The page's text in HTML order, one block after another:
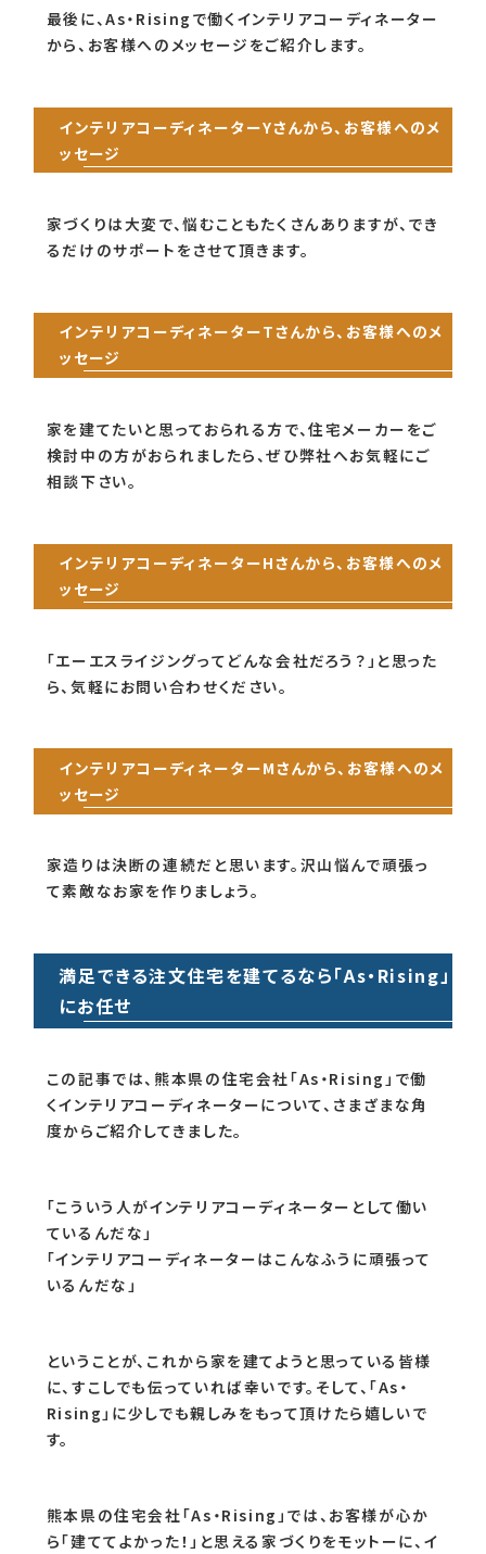
最後に、As・Risingで働くインテリアコーディネーター
から、お客様へのメッセージをご紹介します。
インテリアコーディネーターYさんから、お客様へのメ
ッセージ
家づくりは大変で、悩むこともたくさんありますが、でき
るだけのサポートをさせて頂きます。
インテリアコーディネーターTさんから、お客様へのメ
ッセージ
家を建てたいと思っておられる方で、住宅メーカーをご
検討中の方がおられましたら、ぜひ弊社へお気軽にご
相談下さい。
インテリアコーディネーターHさんから、お客様へのメ
ッセージ
「エーエスライジングってどんな会社だろう？」と思った
ら、気軽にお問い合わせください。
インテリアコーディネーターMさんから、お客様へのメ
ッセージ
家造りは決断の連続だと思います。沢山悩んで頑張っ
て素敵なお家を作りましょう。
満足できる注文住宅を建てるなら「As・Rising」
にお任せ
この記事では、熊本県の住宅会社「As・Rising」で働
くインテリアコーディネーターについて、さまざまな角
度からご紹介してきました。
「こういう人がインテリアコーディネーターとして働い
ているんだな」
「インテリアコーディネーターはこんなふうに頑張って
いるんだな」
ということが、これから家を建てようと思っている皆様
に、すこしでも伝っていれば幸いです。そして、「As・
Rising」に少しでも親しみをもって頂けたら嬉しいで
す。
熊本県の住宅会社「As・Rising」では、お客様が心か
ら「建ててよかった！」と思える家づくりをモットーに、イ